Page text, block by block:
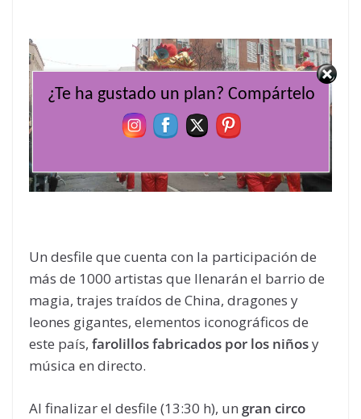
Un desfile que cuenta con la participación de
más de 1000 artistas que llenarán el barrio de
magia, trajes traídos de China, dragones y
leones gigantes, elementos iconográficos de
este país, farolillos fabricados por los niñosy
música en directo.
Al finalizar el desfile (13:30 h), un gran circo
¿Te ha gustado un plan? Compártelo